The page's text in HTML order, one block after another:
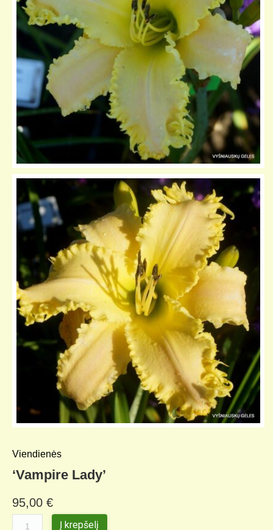
KELIONIŲ GALERIJA
Viendienės
‘Vampire Lady’
95,00 €
Į krepšelį